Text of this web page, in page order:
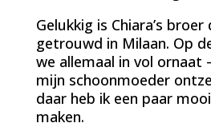
Gelukkig is Chiara’s
getrouwd in Milaan. Op
we allemaal in vol ornaat
mijn schoonmoeder
daar heb ik een paar
maken.